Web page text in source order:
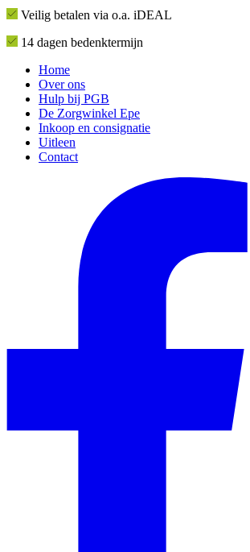
Veilig betalen via o.a. iDEAL
14 dagen bedenktermijn
Home
Over ons
Hulp bij PGB
De Zorgwinkel Epe
Inkoop en consignatie
Uitleen
Contact